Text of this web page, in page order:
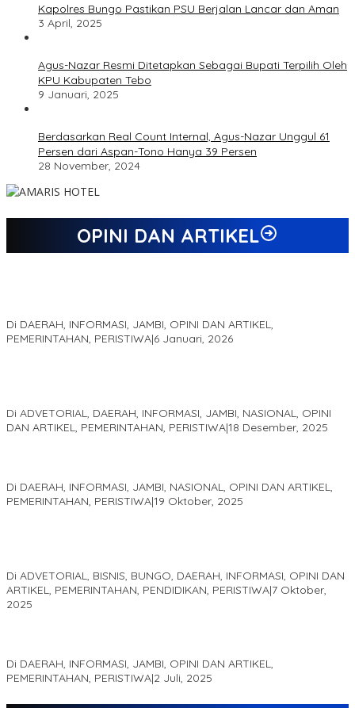
Kapolres Bungo Pastikan PSU Berjalan Lancar dan Aman
3 April, 2025
Agus-Nazar Resmi Ditetapkan Sebagai Bupati Terpilih Oleh
KPU Kabupaten Tebo
9 Januari, 2025
Berdasarkan Real Count Internal, Agus-Nazar Unggul 61
Persen dari Aspan-Tono Hanya 39 Persen
28 November, 2024
OPINI DAN ARTIKEL
Di DAERAH, INFORMASI, JAMBI, OPINI DAN ARTIKEL,
PEMERINTAHAN, PERISTIWA|6 Januari, 2026
Di ADVETORIAL, DAERAH, INFORMASI, JAMBI, NASIONAL, OPINI
DAN ARTIKEL, PEMERINTAHAN, PERISTIWA|18 Desember, 2025
Di DAERAH, INFORMASI, JAMBI, NASIONAL, OPINI DAN ARTIKEL,
PEMERINTAHAN, PERISTIWA|19 Oktober, 2025
Di ADVETORIAL, BISNIS, BUNGO, DAERAH, INFORMASI, OPINI DAN
ARTIKEL, PEMERINTAHAN, PENDIDIKAN, PERISTIWA|7 Oktober,
2025
Di DAERAH, INFORMASI, JAMBI, OPINI DAN ARTIKEL,
PEMERINTAHAN, PERISTIWA|2 Juli, 2025